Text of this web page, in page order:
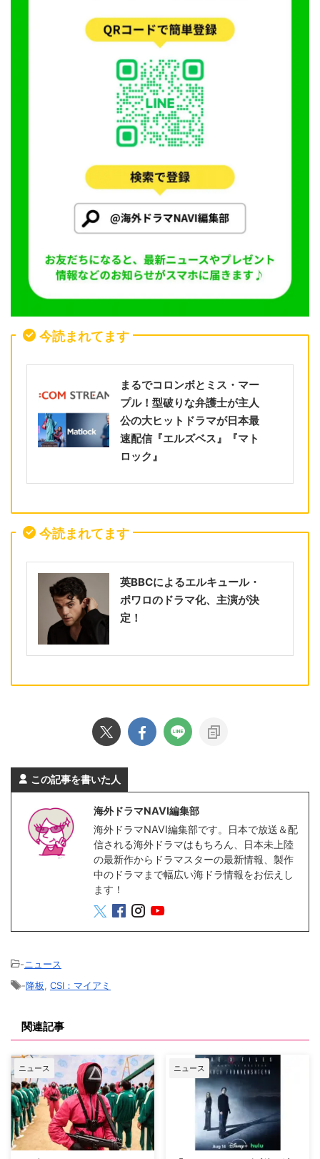
今読まれてます
まるでコロンボとミス・マー
プル！型破りな弁護士が主人
公の大ヒットドラマが日本最
速配信『エルズベス』『マト
ロック』
今読まれてます
英BBCによるエルキュール・
ポワロのドラマ化、主演が決
定！
この記事を書いた人
海外ドラマNAVI編集部
海外ドラマNAVI編集部です。日本で放送＆配
信される海外ドラマはもちろん、日本未上陸
の最新作からドラマスターの最新情報、製作
中のドラマまで幅広い海ドラ情報をお伝えし
ます！
-ニュース
-降板 CSI：マイアミ
関連記事
ニュース ニュース